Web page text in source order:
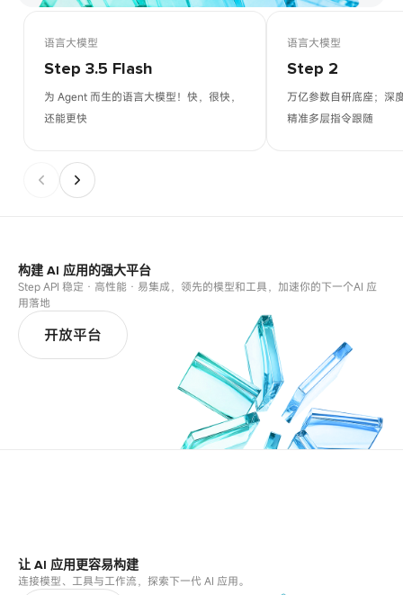
语言大模型
Step 3.5 Flash
为 Agent 而生的语言大模型！快，很快，
还能更快
语言大模型
Step 2
万亿参数自研底座；深
精准多层指令跟随
构建 AI 应用的强大平台
Step API 稳定 · 高性能 · 易集成，领先的模型和工具，加速你的下一个AI 应
用落地
开放平台
让 AI 应用更容易构建
连接模型、工具与工作流，探索下一代 AI 应用。